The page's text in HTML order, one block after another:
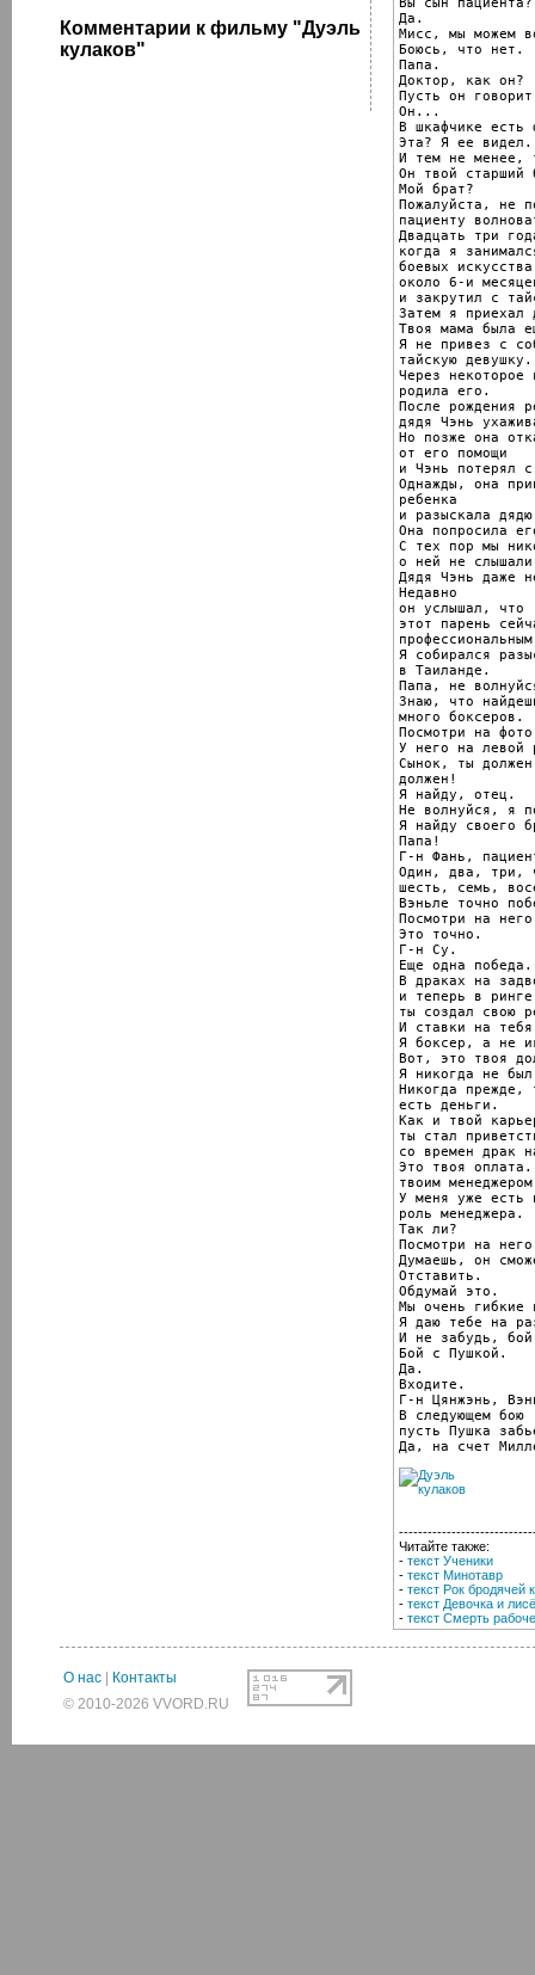
Комментарии к фильму "Дуэль
кулаков"
Да.
Мисс, мы можем
Боюсь, что нет.
Папа.
Доктор, как он?
Пусть он
Он...
В шкафчике есть
Эта? Я ее видел.
И тем не менее,
Он твой старший
Мой брат?
Пожалуйста, не
пациенту
Двадцать три
когда я
боевых
около 6-и
и закрутил с
Затем я приехал
Твоя мама была
Я не привез с
тайскую девушку.
Через некоторое
родила его.
После рождения
дядя Чэнь
Но позже она
от его помощи
и Чэнь потерял
Однажды, она
ребенка
и разыскала
Она попросила
С тех пор мы
о ней не
Дядя Чэнь даже
Недавно
он услышал, что
этот парень
Я собирался
в Таиланде.
Папа, не
Знаю, что
много боксеров.
Посмотри на
У него на левой
Сынок, ты
должен!
Я найду, отец.
Не волнуйся, я
Я найду своего
Папа!
Г-н Фань,
Один, два, три,
шесть, семь,
Вэньле точно
Посмотри на
Это точно.
Г-н Су.
Еще одна победа.
В драках на
и теперь в ринге
ты создал свою
И ставки на
Я боксер, а не
Вот, это твоя
Я никогда не
Никогда прежде,
есть деньги.
Как и твой
ты стал
со времен драк
Это твоя
твоим
У меня уже есть
роль менеджера.
Так ли?
Посмотри на
Думаешь, он
Отставить.
Обдумай это.
Мы очень гибкие
Я даю тебе на
И не забудь, бой
Бой с Пушкой.
Да.
Входите.
Г-н Цянжэнь,
В следующем бою
пусть Пушка
Да, на счет
Читайте также:
- текст Ученики
- текст Минотавр
- текст Рок бродячей
- текст Девочка и
- текст Смерть
О нас
Контакты
© 2010-2026 VVORD.RU